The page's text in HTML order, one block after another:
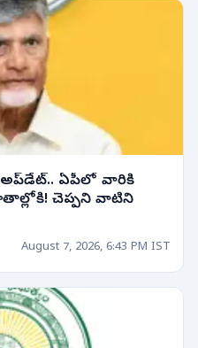
అప్‌డేట్.. ఏపీలో వారికి
చెప్పని వాటిని
August 7, 2026, 6:43 PM IST